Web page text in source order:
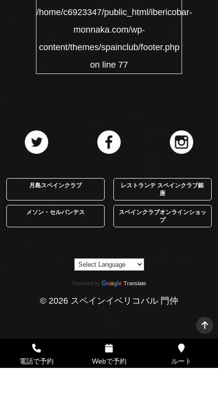
/home/c6923347/public_html/ibericobar-
monnaka.com/wp-
content/themes/spainclub/footer.php
on line 77
月島スペインクラブ
レストランテ スペインクラブ銀
座
メソン・セルバンテス
スペインクラブオンラインショッ
プ
Powered by Translate
© 2026 スペインイベリコバル 門仲
電話で予約 Webで予約 ルート